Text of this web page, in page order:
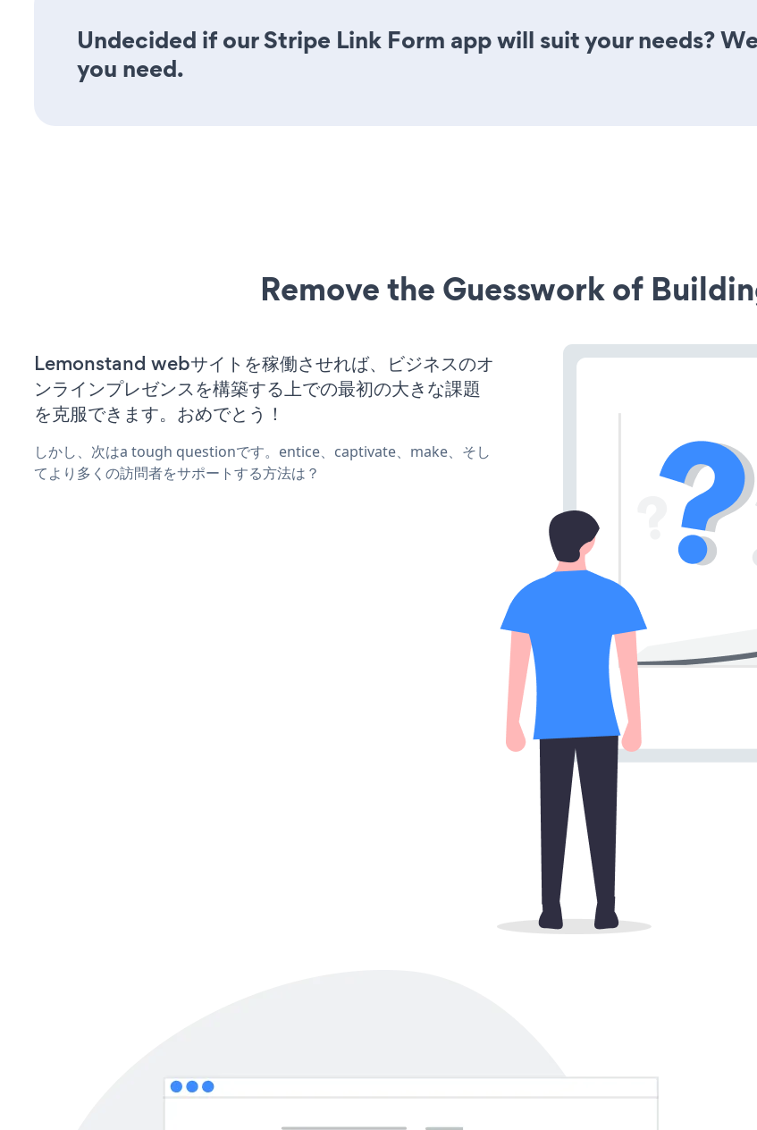
Undecided if our Stripe Link Form app will suit your needs?
you need.
Remove the Guesswork of
Lemonstand webサイトを稼働させれば、ビジネスのオ
ンラインプレゼンスを構築する上での最初の大きな課題
を克服できます。おめでとう！
しかし、次はa tough questionです。entice、captivate、make、そし
てより多くの訪問者をサポートする方法は？